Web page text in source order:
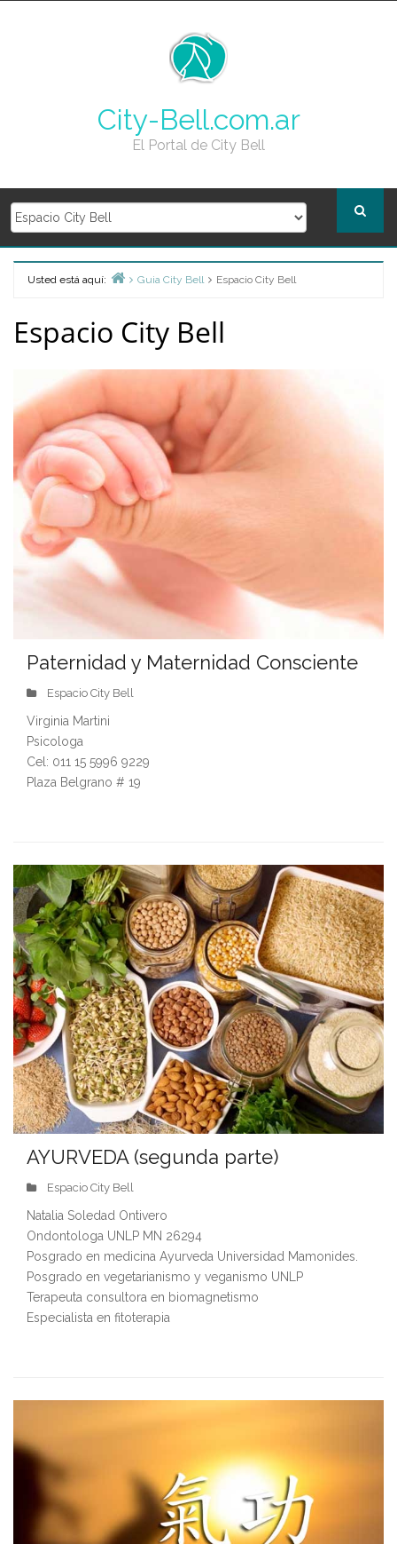
City-Bell.com.ar
El Portal de City Bell
Usted está aquí:
Guia City Bell Espacio City Bell
Espacio City Bell
Paternidad y Maternidad Consciente
Espacio City Bell
Virginia Martini
Psicologa
Cel: 011 15 5996 9229
Plaza Belgrano # 19
AYURVEDA (segunda parte)
Espacio City Bell
Natalia Soledad Ontivero
Ondontologa UNLP MN 26294
Posgrado en medicina Ayurveda Universidad Mamonides.
Posgrado en vegetarianismo y veganismo UNLP
Terapeuta consultora en biomagnetismo
Especialista en fitoterapia